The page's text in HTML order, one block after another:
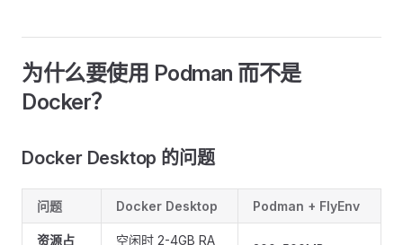
为什么要使用 Podman 而不是
Docker？
Docker Desktop 的问题
问题 Docker Desktop Podman + FlyEnv
资源占
空闲时 2-4GB RA